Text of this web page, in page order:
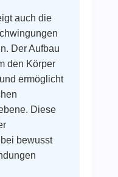
auch die
Der Aufbau
den Körper
ermöglicht
Diese
bewusst